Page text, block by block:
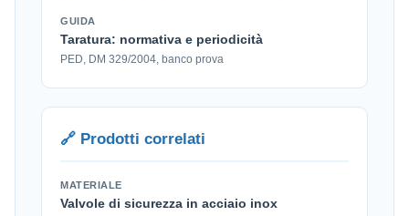
GUIDA
Taratura: normativa e periodicità
PED, DM 329/2004, banco prova
🔗 Prodotti correlati
MATERIALE
Valvole di sicurezza in acciaio inox